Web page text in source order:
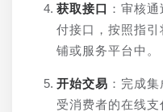
获取接口 ：审核
付接口，按照指
铺或服务平台中。
开始交易 ：完成
受消费者的在线